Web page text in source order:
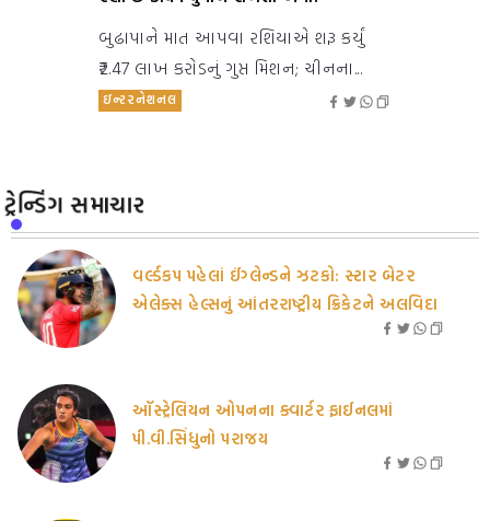
બુઢાપાને માત આપવા રશિયાએ શરૂ કર્યું
₹2.47 લાખ કરોડનું ગુપ્ત મિશન; ચીનના...
ઇન્ટરનેશનલ
ટ્રેન્ડિંગ સમાચાર
વર્લ્ડકપ પહેલાં ઈંગ્લેન્ડને ઝટકો: સ્ટાર બેટર
એલેક્સ હેલ્સનું આંતરરાષ્ટ્રીય ક્રિકેટને અલવિદા
ઑસ્ટ્રેલિયન ઓપનના ક્વાર્ટર ફાઈનલમાં
પી.વી.સિંધુનો પરાજય